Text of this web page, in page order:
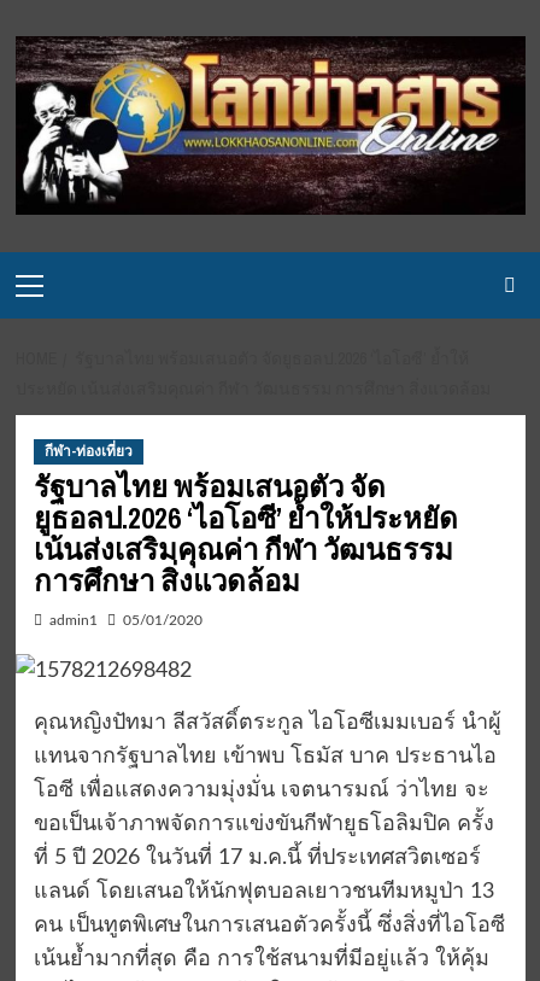
to
content
Menu
กีฬา-ท่องเที่ยว
รัฐบาลไทย พร้อมเสนอตัว จัด
ยูธอลป.2026 ‘ไอโอซี’ ย้ำให้ประหยัด
เน้นส่งเสริมคุณค่า กีฬา วัฒนธรรม
การศึกษา สิ่งแวดล้อม
admin1 05/01/2020
คุณหญิงปัทมา ลีสวัสดิ์ตระกูล ไอโอซีเมมเบอร์ นำผู้
แทนจากรัฐบาลไทย เข้าพบ โธมัส บาค ประธานไอ
โอซี เพื่อแสดงความมุ่งมั่น เจตนารมณ์ ว่าไทย จะ
ขอเป็นเจ้าภาพจัดการแข่งขันกีฬายูธโอลิมปิค ครั้ง
ที่ 5 ปี 2026 ในวันที่ 17 ม.ค.นี้ ที่ประเทศสวิตเซอร์
แลนด์ โดยเสนอให้นักฟุตบอลเยาวชนทีมหมูป่า 13
คน เป็นทูตพิเศษในการเสนอตัวครั้งนี้ ซึ่งสิ่งที่ไอโอซี
เน้นย้ำมากที่สุด คือ การใช้สนามที่มีอยู่แล้ว ให้คุ้ม